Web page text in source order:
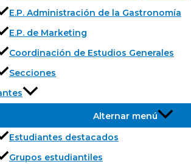
E.P. Administración de la Gastronomía
E.P. de Marketing
Coordinación de Estudios Generales
Secciones
Alternar menú
Estudiantes destacados
Grupos estudiantiles